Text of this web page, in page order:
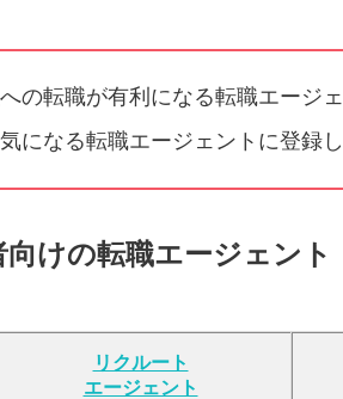
の転職が有利になる転職エージ
になる転職エージェントに登録
けの転職エージェント
リクルート
エージェント